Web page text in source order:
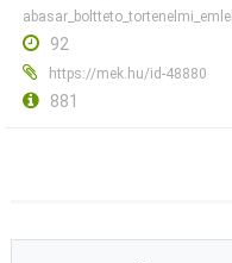
92
https://mek.hu/id-48880
881